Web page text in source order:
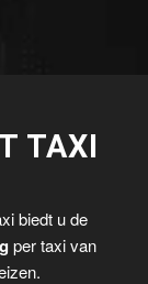
TAXI
biedt u de
per taxi van